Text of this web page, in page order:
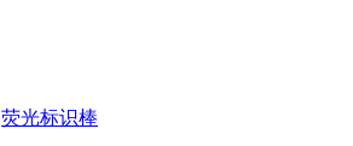
荧光标识棒